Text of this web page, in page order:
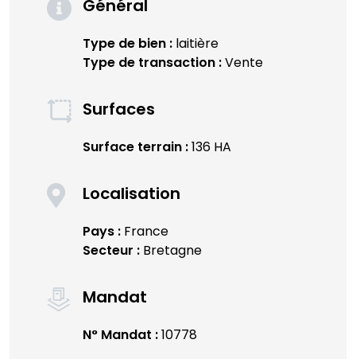
Général
Type de bien :laitière
Type de transaction :Vente
Surfaces
Surface terrain :136 HA
Localisation
Pays :France
Secteur :Bretagne
Mandat
N° Mandat :10778